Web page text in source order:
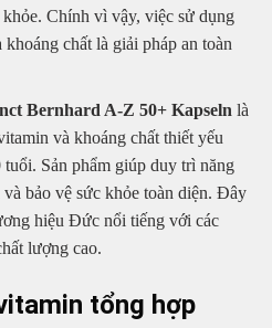
Chính vì vậy, việc sử dụng
chất là giải pháp an toàn
Bernhard A-Z 50+ Kapseln là
và khoáng chất thiết yếu
Sản phẩm giúp duy trì năng
bảo vệ sức khỏe toàn diện. Đây
hiệu Đức nổi tiếng với các
lượng cao.
tổng hợp